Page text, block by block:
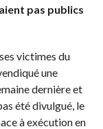
pas publics
victimes du
une
dernière et
été divulgué, le
à exécution en